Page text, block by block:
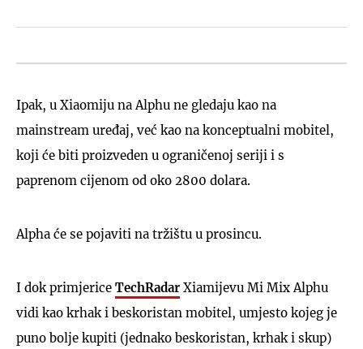
Ipak, u Xiaomiju na Alphu ne gledaju kao na
mainstream uređaj, već kao na konceptualni mobitel,
koji će biti proizveden u ograničenoj seriji i s
paprenom cijenom od oko 2800 dolara.
Alpha će se pojaviti na tržištu u prosincu.
I dok primjerice TechRadar Xiamijevu Mi Mix Alphu
vidi kao krhak i beskoristan mobitel, umjesto kojeg je
puno bolje kupiti (jednako beskoristan, krhak i skup)